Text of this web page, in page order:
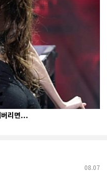
리면...
08.07